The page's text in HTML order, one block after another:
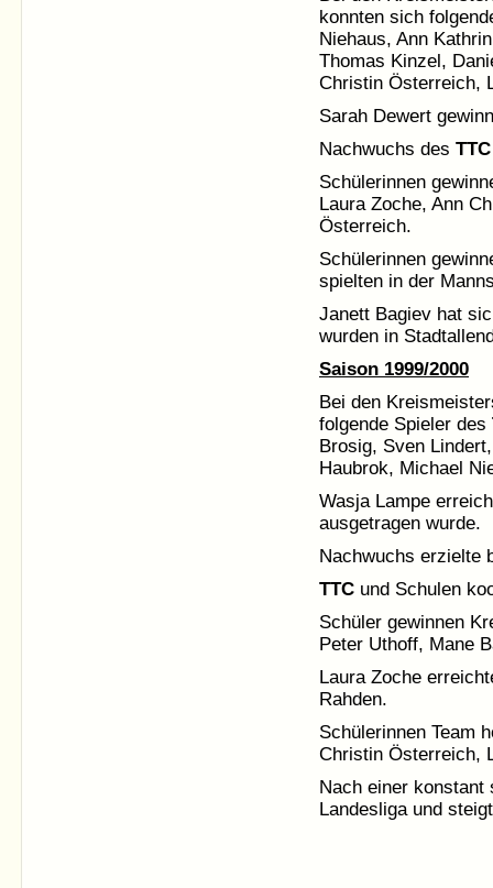
konnten sich
Niehaus, Ann
Thomas Kinzel,
Christin Österreich,
Sarah Dewert
Nachwuchs des TTC
Schülerinnen
Laura Zoche, Ann
Österreich.
Schülerinnen
spielten in der
Janett Bagiev hat
wurden in
Saison 1999/2000
Bei den
folgende Spieler des
Brosig, Sven
Haubrok, Michael
Wasja Lampe
ausgetragen wurde.
Nachwuchs erzielte
TTC und Schulen
Schüler gewinnen
Peter Uthoff, Mane
Laura Zoche
Rahden.
Schülerinnen Team
Christin Österreich,
Nach einer konstant
Landesliga und